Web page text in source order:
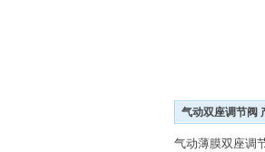
气动双座调节阀
气动薄膜双座调